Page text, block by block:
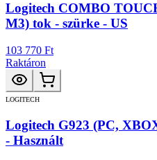
Logitech COMBO
M3) tok - szürke - US
103 770 Ft
Raktáron
LOGITECH
Logitech G923 (PC,
- Használt